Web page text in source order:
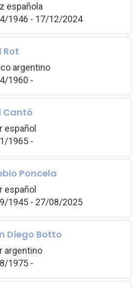
española
1946 - 17/12/2024
Rot
argentino
1960 -
Cantó
español
1965 -
Poncela
español
1945 - 27/08/2025
Diego Botto
argentino
1975 -